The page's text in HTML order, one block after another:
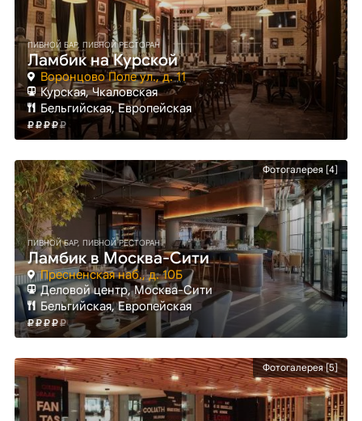
ПИВНОЙ БАР, ПИВНОЙ РЕСТОРАН
Ламбик на Курской
Воронцово Поле ул., д. 11
Курская, Чкаловская
Бельгийская, Европейская
Фотогалерея [4]
ПИВНОЙ БАР, ПИВНОЙ РЕСТОРАН
Ламбик в Москва-Сити
Пресненская наб., д. 10Б
Деловой центр, Москва-Сити
Бельгийская, Европейская
Фотогалерея [5]